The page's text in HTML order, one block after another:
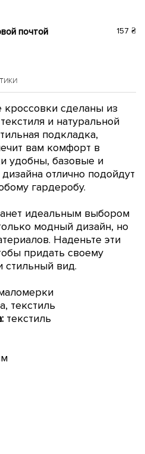
почтой 157 ₴
сделаны из
и натуральной
подкладка,
вам комфорт в
удобны, базовые и
отлично подойдут
гардеробу.
идеальным выбором
модный дизайн, но
Наденьте эти
придать своему
стильный вид.
текстиль
текстиль